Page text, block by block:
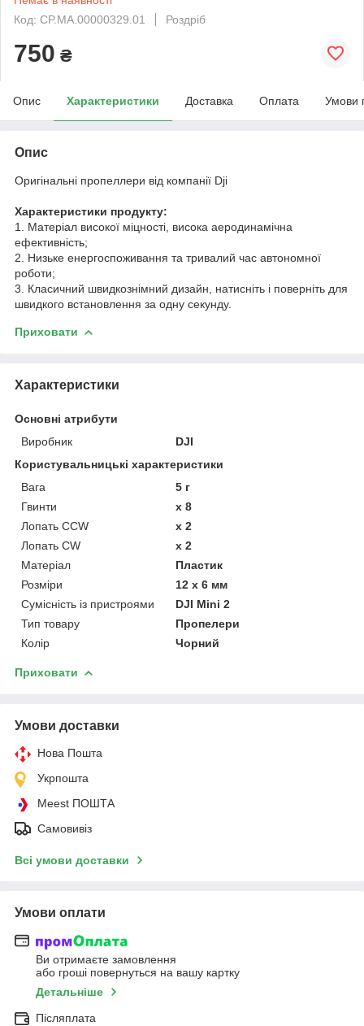
Код: CP.MA.00000329.01
Роздріб
750 ₴
Опис Характеристики Доставка Оплата Умови
Опис
Оригінальні пропеллери від компанії Dji
Характеристики продукту:
1. Матеріал високої міцності, висока аеродинамічна
ефективність;
2. Низьке енергоспоживання та тривалий час автономної
роботи;
3. Класичний швидкознімний дизайн, натисніть і поверніть для
швидкого встановлення за одну секунду.
Приховати
Характеристики
Основні атрибути
Виробник
DJI
Користувальницькі характеристики
Вага
5 г
Гвинти
x 8
Лопать CCW
x 2
Лопать CW
x 2
Матеріал
Пластик
Розміри
12 x 6 мм
Сумісність із пристроями
DJI Mini 2
Тип товару
Пропелери
Колір
Чорний
Приховати
Умови доставки
Нова Пошта
Укрпошта
Meest ПОШТА
Самовивіз
Всі умови доставки
Умови оплати
Ви отримаєте замовлення
або гроші повернуться на вашу картку
Детальніше
Післяплата